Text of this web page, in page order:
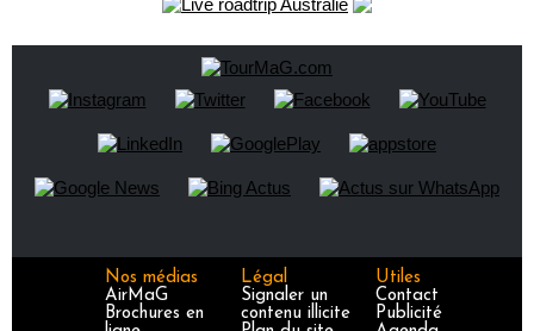
Nos médias
AirMaG
Brochures en
Légal
Signaler un
contenu illicite
Utiles
Contact
Publicité